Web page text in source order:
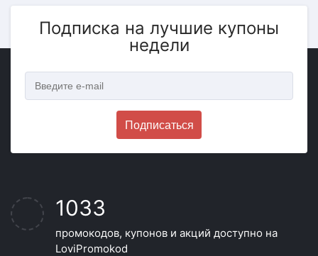
Подписка на лучшие купоны
недели
Подписаться
1033
промокодов, купонов и акций доступно на
LoviPromokod